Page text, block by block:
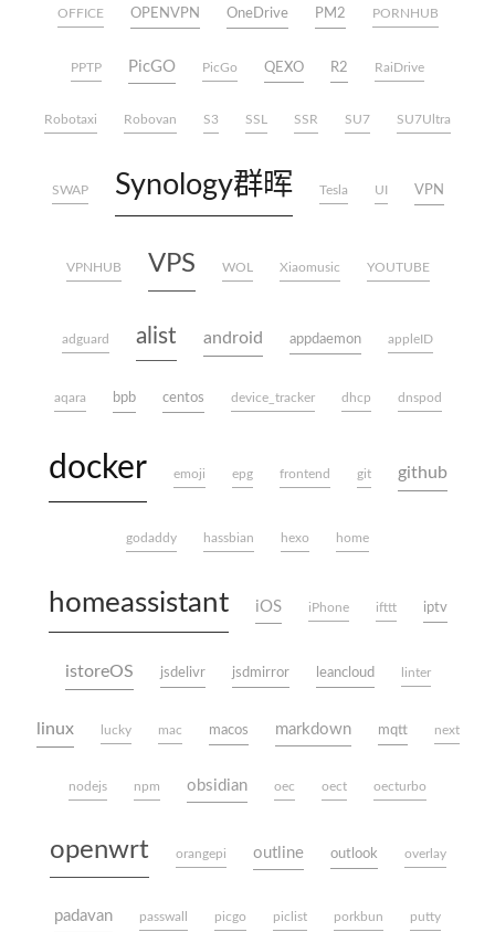
OFFICE OPENVPN OneDrive PM2 PORNHUB
PPTP PicGO PicGo QEXO R2 RaiDrive
Robotaxi Robovan S3 SSL SSR SU7 SU7Ultra
SWAP Synology群晖 Tesla UI VPN
VPNHUB VPS WOL Xiaomusic YOUTUBE
adguard alist android appdaemon appleID
aqara bpb centos device_tracker dhcp dnspod
docker emoji epg frontend git github
godaddy hassbian hexo home
homeassistant iOS iPhone ifttt iptv
istoreOS jsdelivr jsdmirror leancloud linter
linux lucky mac macos markdown mqtt next
nodejs npm obsidian oec oect oecturbo
openwrt orangepi outline outlook overlay
padavan passwall picgo piclist porkbun putty